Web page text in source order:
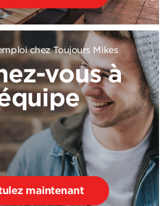
chez Toujours Mikes
vous à
maintenant